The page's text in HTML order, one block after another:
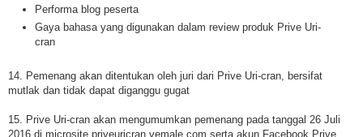
Performa blog peserta
Gaya bahasa yang digunakan dalam review produk Prive Uri-
cran
14. Pemenang akan ditentukan oleh juri dari Prive Uri-cran, bersifat
mutlak dan tidak dapat diganggu gugat
15. Prive Uri-cran akan mengumumkan pemenang pada tanggal 26 Juli
2016 di microsite priveuricran.vemale.com serta akun Facebook Prive